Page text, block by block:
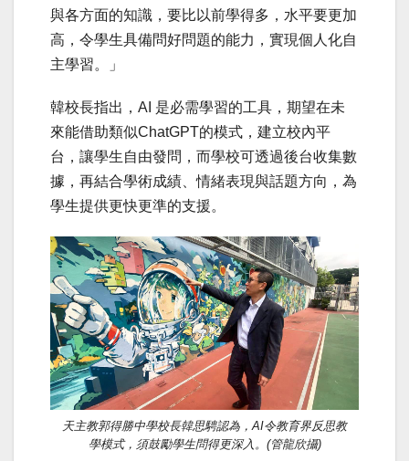
與各方面的知識，要比以前學得多，水平要更加
高，令學生具備問好問題的能力，實現個人化自
主學習。」
韓校長指出，AI 是必需學習的工具，期望在未
來能借助類似ChatGPT的模式，建立校內平
台，讓學生自由發問，而學校可透過後台收集數
據，再結合學術成績、情緒表現與話題方向，為
學生提供更快更準的支援。
天主教郭得勝中學校長韓思騁認為，AI令教育界反思教
學模式，須鼓勵學生問得更深入。(管龍欣攝)